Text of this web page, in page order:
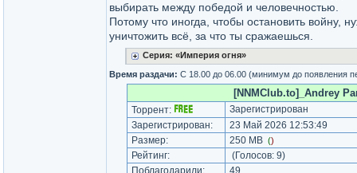
выбирать между победой и человечностью.
Потому что иногда, чтобы остановить войну,
уничтожить всё, за что ты сражаешься.
Серия: «Империя огня»
Время раздачи: С 18.00 до 06.00 (минимум до появления
[NNMClub.to]_Andrey
Торрент:
Зарегистрирован
Зарегистрирован:
23 Май 2026 12:53:49
Размер:
250 MB ()
Рейтинг: (Голосов: 9)
Поблагодарили:
49